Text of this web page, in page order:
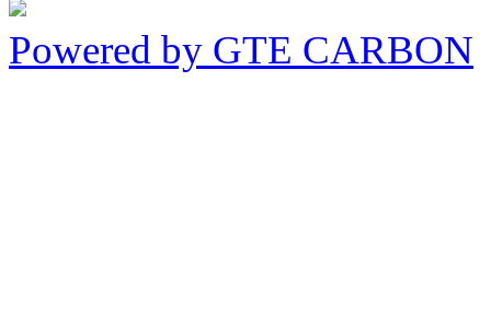
Powered by GTE CARBON